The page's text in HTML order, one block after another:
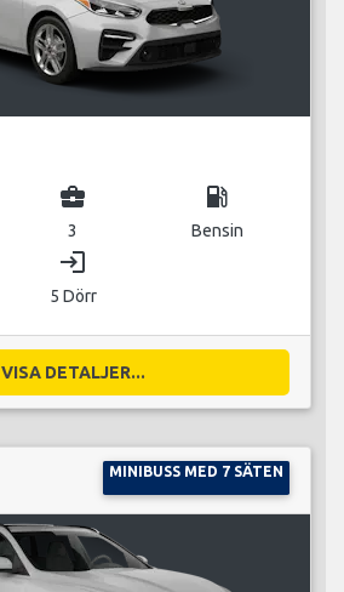
business_center
3
local_gas_station
Bensin
login
5 Dörr
VISA DETALJER...
MINIBUSS MED 7 SÄTEN